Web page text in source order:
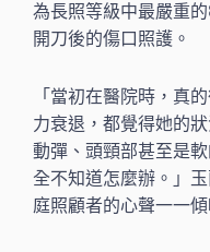
為長照等級中最嚴重
開刀後的傷口照護。
「當初在醫院時，真
力衰退，都覺得她的
動彈、頭頸部甚至是
全不知道怎麼辦。」
庭照顧者的心聲一一傾